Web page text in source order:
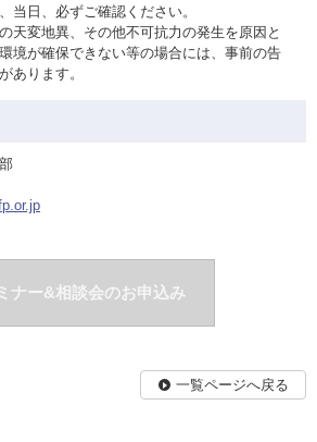
当日、必ずご確認ください。
天変地異、その他不可抗力の発生を原因と
境が確保できない等の場合には、事前の告
あります。
ナー&相談会のお申込み
一覧ページへ戻る